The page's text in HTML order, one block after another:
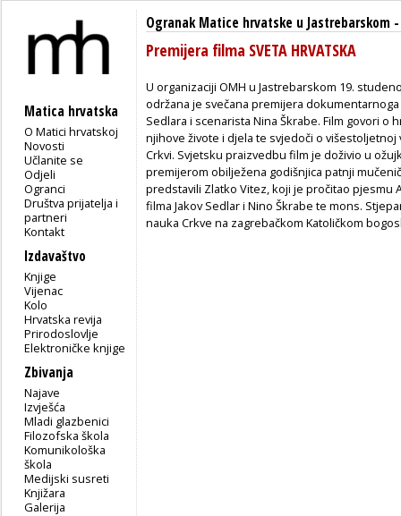
Matica hrvatska
O Matici hrvatskoj
Novosti
Učlanite se
Odjeli
Ogranci
Društva prijatelja i
partneri
Kontakt
Izdavaštvo
Knjige
Vijenac
Kolo
Hrvatska revija
Prirodoslovlje
Elektroničke knjige
Zbivanja
Najave
Izvješća
Mladi glazbenici
Filozofska škola
Komunikološka
škola
Medijski susreti
Knjižara
Galerija
Ogranak Matice hrvatske u Jastrebarskom
Premijera filma SVETA HRVATSKA
U organizaciji OMH u Jastrebarskom 19.
održana je svečana premijera
Sedlara i scenarista Nina Škrabe. Film govori o
njihove živote i djela te svjedoči o
Crkvi. Svjetsku praizvedbu film je doživio u
premijerom obilježena godišnjica patnji
predstavili Zlatko Vitez, koji je pročitao pjesmu
filma Jakov Sedlar i Nino Škrabe te mons.
nauka Crkve na zagrebačkom Katoličkom